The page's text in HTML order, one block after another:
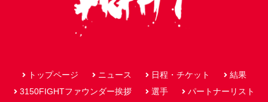
トップページ ニュース 日程・チケット
結果
3150FIGHTファウンダー挨拶
選手
パートナーリスト